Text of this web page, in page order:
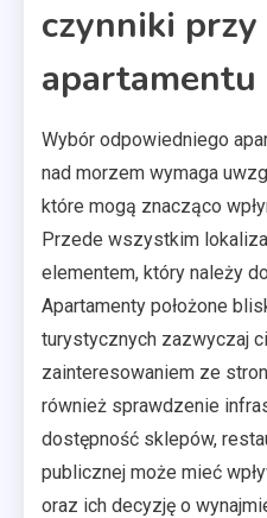
czynniki
apartamentu
Wybór odpowiedniego
nad morzem wymaga
które mogą znacząco
Przede wszystkim
elementem, który należy
Apartamenty położone
turystycznych zazwyczaj
zainteresowaniem ze
również sprawdzenie
dostępność sklepów,
publicznej może mieć
oraz ich decyzję o